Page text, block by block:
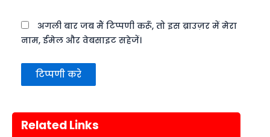
अगली बार जब मैं टिप्पणी करूँ, तो इस ब्राउज़र में मेरा
नाम, ईमेल और वेबसाइट सहेजें।
Related Links